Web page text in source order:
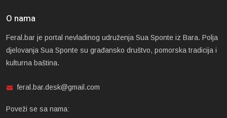
O nama
Feral.bar je portal nevladinog udruženja Sua Sponte iz Bara. Polja
djelovanja Sua Sponte su građansko društvo, pomorska tradicija i
kulturna baština.
feral.bar.desk@gmail.com
Poveži se sa nama: